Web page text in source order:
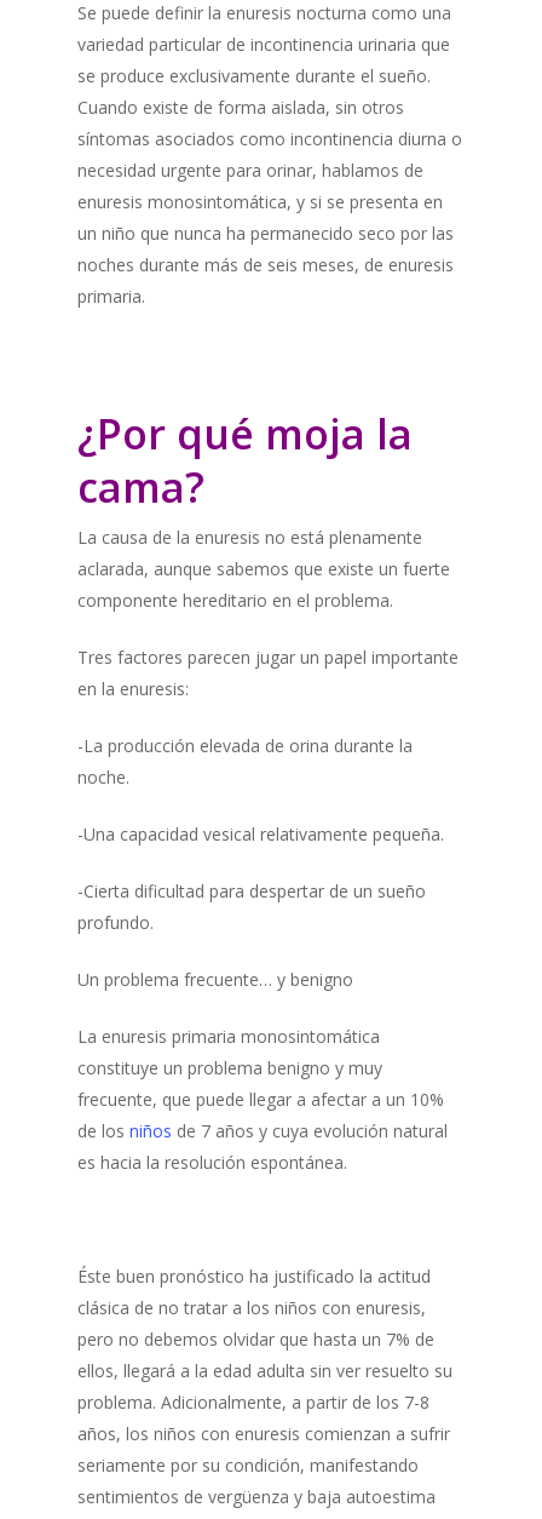
Se puede definir la enuresis nocturna como una
variedad particular de incontinencia urinaria que
se produce exclusivamente durante el sueño.
Cuando existe de forma aislada, sin otros
síntomas asociados como incontinencia diurna o
necesidad urgente para orinar, hablamos de
enuresis monosintomática, y si se presenta en
un niño que nunca ha permanecido seco por las
noches durante más de seis meses, de enuresis
primaria.
¿Por qué moja la
cama?
La causa de la enuresis no está plenamente
aclarada, aunque sabemos que existe un fuerte
componente hereditario en el problema.
Tres factores parecen jugar un papel importante
en la enuresis:
-La producción elevada de orina durante la
noche.
-Una capacidad vesical relativamente pequeña.
-Cierta dificultad para despertar de un sueño
profundo.
Un problema frecuente… y benigno
La enuresis primaria monosintomática
constituye un problema benigno y muy
frecuente, que puede llegar a afectar a un 10%
de los niños de 7 años y cuya evolución natural
es hacia la resolución espontánea.
Éste buen pronóstico ha justificado la actitud
clásica de no tratar a los niños con enuresis,
pero no debemos olvidar que hasta un 7% de
ellos, llegará a la edad adulta sin ver resuelto su
problema. Adicionalmente, a partir de los 7-8
años, los niños con enuresis comienzan a sufrir
seriamente por su condición, manifestando
sentimientos de vergüenza y baja autoestima